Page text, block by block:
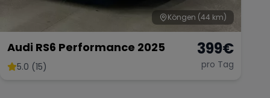
Köngen (44 km)
Audi RS6 Performance 2025
5.0 (15)
399€
pro Tag